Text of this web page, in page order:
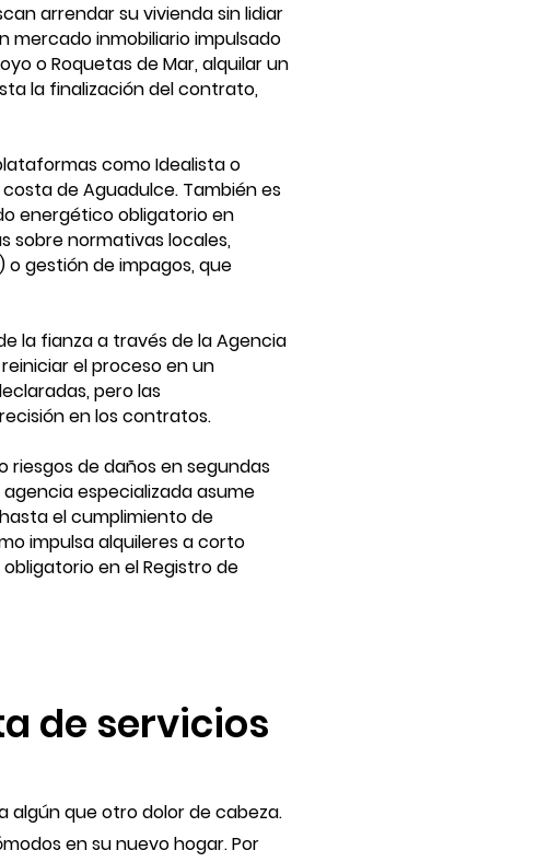
arrendar su vivienda sin lidiar
mercado inmobiliario impulsado
o Roquetas de Mar, alquilar un
la finalización del contrato,
como Idealista o
de Aguadulce. También es
energético obligatorio en
sobre normativas locales,
gestión de impagos, que
la fianza a través de la Agencia
el proceso en un
pero las
en los contratos.
riesgos de daños en segundas
especializada asume
el cumplimiento de
impulsa alquileres a corto
en el Registro de
de servicios
algún que otro dolor de cabeza.
en su nuevo hogar. Por